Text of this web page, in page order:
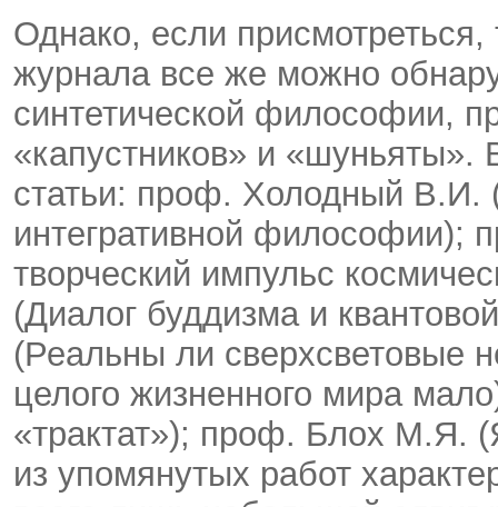
Однако, если
журнала все же можно
синтетической философии,
«капустников» и «шуньяты».
статьи: проф. Холодный В.И.
интегративной философии);
творческий импульс
(Диалог буддизма и
(Реальны ли сверхсветовые
целого жизненного мира
«трактат»); проф. Блох М.Я.
из упомянутых работ